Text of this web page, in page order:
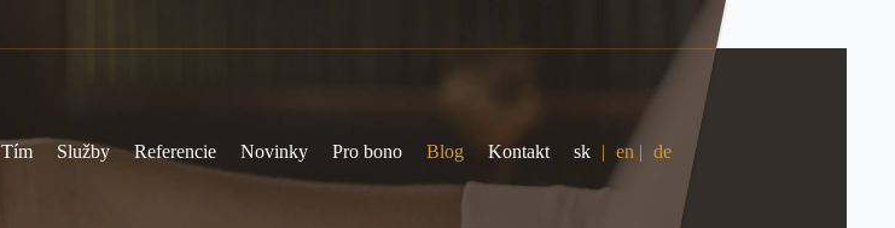
Tím Služby Referencie Novinky Pro bono Blog Kontakt sk | en | de